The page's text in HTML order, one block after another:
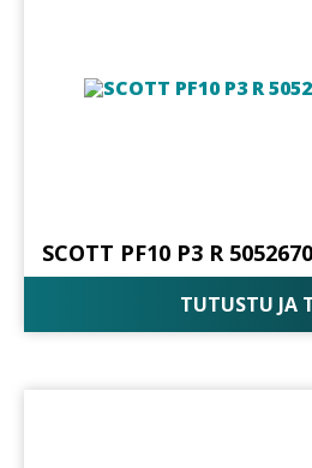
SCOTT PF10 P3 R
TUTUSTU JA